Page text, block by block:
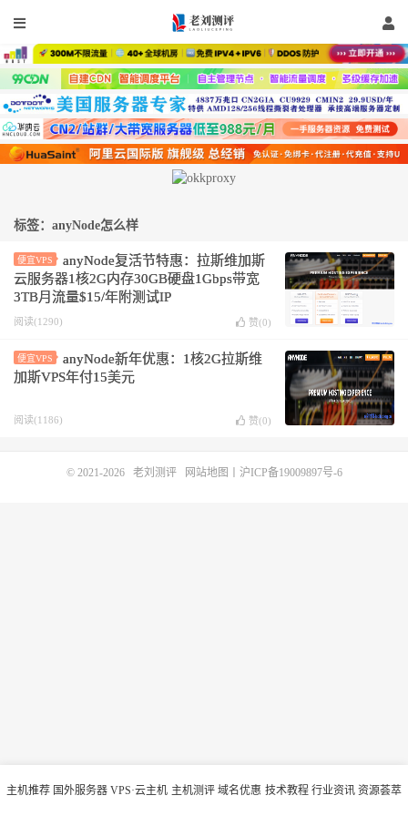
标签：anyNode怎么样
便宜VPS
anyNode复活节特惠：拉斯维加斯
云服务器1核2G内存30GB硬盘1Gbps带宽
3TB月流量$15/年附测试IP
阅读(1290) 赞(0)
便宜VPS
anyNode新年优惠：1核2G拉斯维
加斯VPS年付15美元
阅读(1186) 赞(0)
主机推荐 国外服务器 VPS·云主机 主机测评 域名优惠 技术教程 行业资讯 资源荟萃
© 2021-2026 老刘测评 网站地图 沪ICP备19009897号-6